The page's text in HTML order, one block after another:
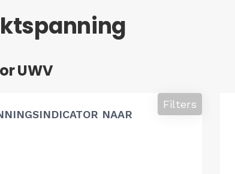
UWV
NAAR
Filters